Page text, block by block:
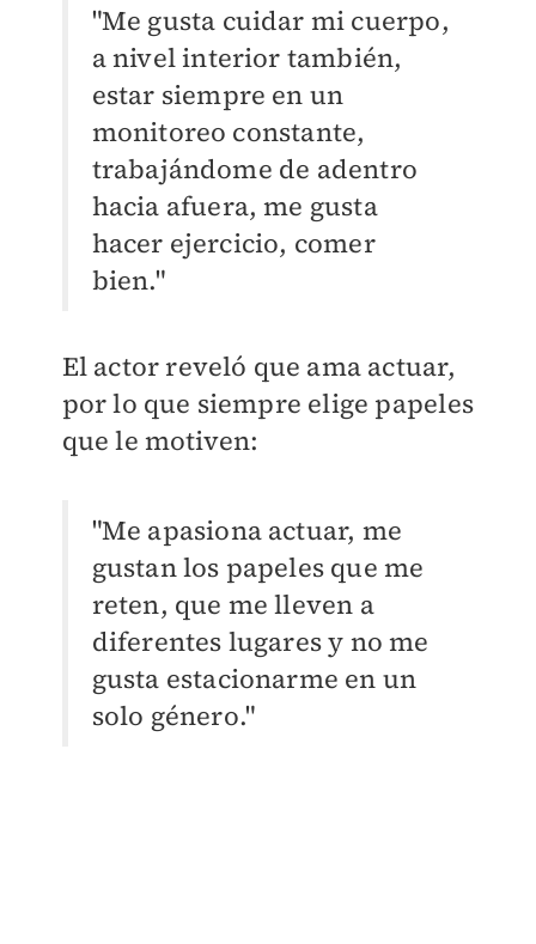
"Me gusta cuidar mi cuerpo,
a nivel interior también,
estar siempre en un
monitoreo constante,
trabajándome de adentro
hacia afuera, me gusta
hacer ejercicio, comer
bien."
El actor reveló que ama actuar,
por lo que siempre elige papeles
que le motiven:
"Me apasiona actuar, me
gustan los papeles que me
reten, que me lleven a
diferentes lugares y no me
gusta estacionarme en un
solo género."